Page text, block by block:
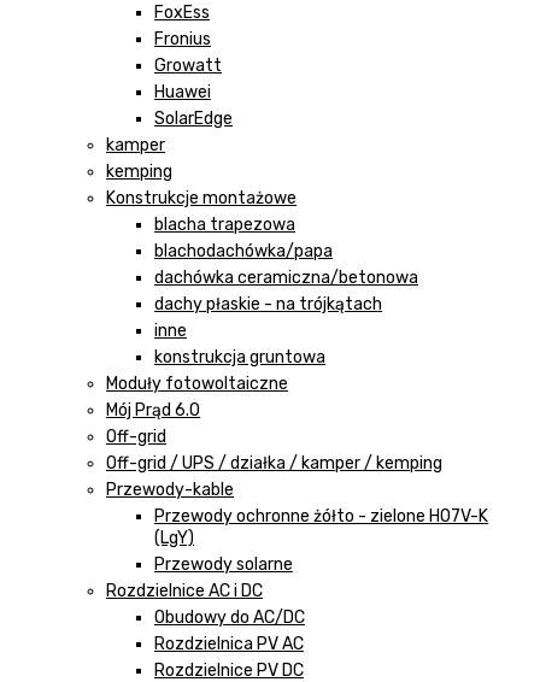
FoxEss
Fronius
Growatt
Huawei
SolarEdge
kamper
kemping
Konstrukcje montażowe
blacha trapezowa
blachodachówka/papa
dachówka ceramiczna/betonowa
dachy płaskie - na trójkątach
inne
konstrukcja gruntowa
Moduły fotowoltaiczne
Mój Prąd 6.0
Off-grid
Off-grid / UPS / działka / kamper / kemping
Przewody-kable
Przewody ochronne żółto - zielone H07V-K
(LgY)
Przewody solarne
Rozdzielnice AC i DC
Obudowy do AC/DC
Rozdzielnica PV AC
Rozdzielnice PV DC